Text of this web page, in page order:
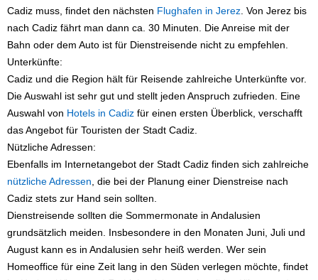
Cadiz muss, findet den nächsten Flughafen in Jerez . Von Jerez bis
nach Cadiz fährt man dann ca. 30 Minuten. Die Anreise mit der
Bahn oder dem Auto ist für Dienstreisende nicht zu empfehlen.
Unterkünfte:
Cadiz und die Region hält für Reisende zahlreiche Unterkünfte vor.
Die Auswahl ist sehr gut und stellt jeden Anspruch zufrieden. Eine
Auswahl von Hotels in Cadiz für einen ersten Überblick, verschafft
das Angebot für Touristen der Stadt Cadiz.
Nützliche Adressen:
Ebenfalls im Internetangebot der Stadt Cadiz finden sich zahlreiche
nützliche Adressen , die bei der Planung einer Dienstreise nach
Cadiz stets zur Hand sein sollten.
Dienstreisende sollten die Sommermonate in Andalusien
grundsätzlich meiden. Insbesondere in den Monaten Juni, Juli und
August kann es in Andalusien sehr heiß werden. Wer sein
Homeoffice für eine Zeit lang in den Süden verlegen möchte, findet